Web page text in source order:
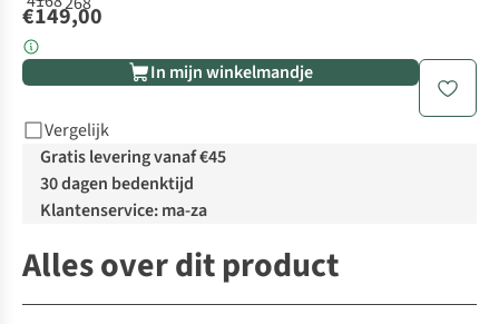
€149,00
In mijn winkelmandje
Vergelijk
Gratis levering vanaf €45
30 dagen bedenktijd
Klantenservice: ma-za
Alles over dit product